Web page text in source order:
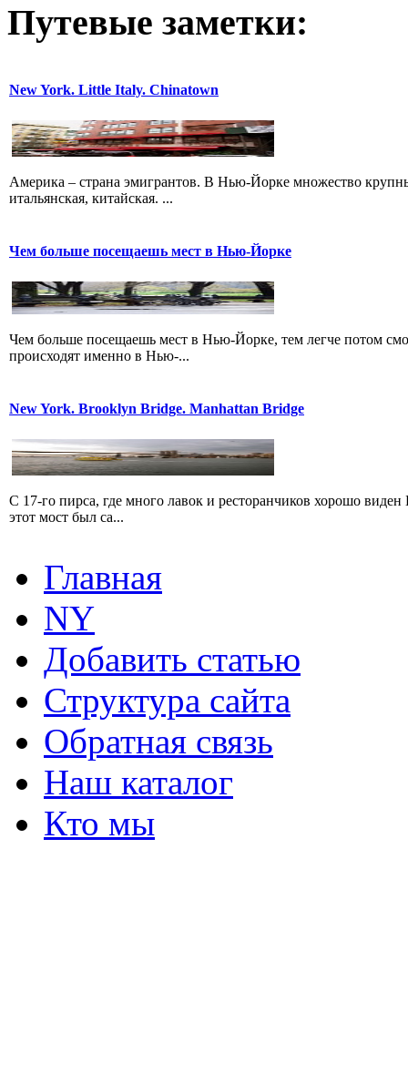
Путевые заметки:
New York. Little Italy. Chinatown
Америка – страна эмигрантов. В Нью-Йорке множество
итальянская, китайская. ...
Чем больше посещаешь мест в Нью-Йорке
Чем больше посещаешь мест в Нью-Йорке, тем легче потом
происходят именно в Нью-...
New York. Brooklyn Bridge. Manhattan Bridge
С 17-го пирса, где много лавок и ресторанчиков хорошо
этот мост был са...
Главная
NY
Добавить статью
Структура сайта
Обратная связь
Наш каталог
Кто мы